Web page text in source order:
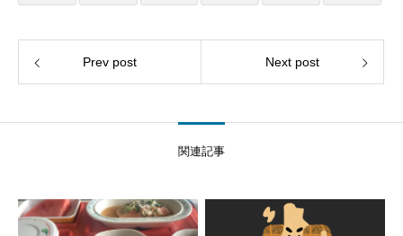
Prev post Next post
関連記事